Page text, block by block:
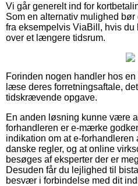
Vi går generelt ind for
Som en alternativ mulighed bør
fra eksempelvis ViaBill, hvis
over et længere tidsrum.
Forinden nogen handler hos
læse deres forretningsaftale,
tidskrævende opgave.
En anden løsning kunne være
forhandleren er e-mærke
indikation om at e-
danske regler, og at online
besøges af eksperter der er
Desuden får du lejlighed til
besvær i forbindelse med dit